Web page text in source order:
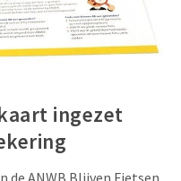
ingezet